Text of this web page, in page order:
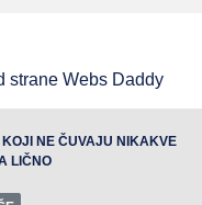
strane Webs Daddy
NE ČUVAJU NIKAKVE
LIČNO